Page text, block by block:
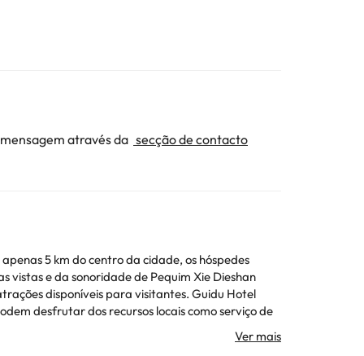
através da secção de contacto
5 km do centro da cidade, os hóspedes
e da sonoridade de Pequim Xie Dieshan
disponíveis para visitantes. Guidu Hotel
desfrutar dos recursos locais como serviço de
do Guidu Hotel Beijing é refletida em
comodidades que você pode encontrar neste